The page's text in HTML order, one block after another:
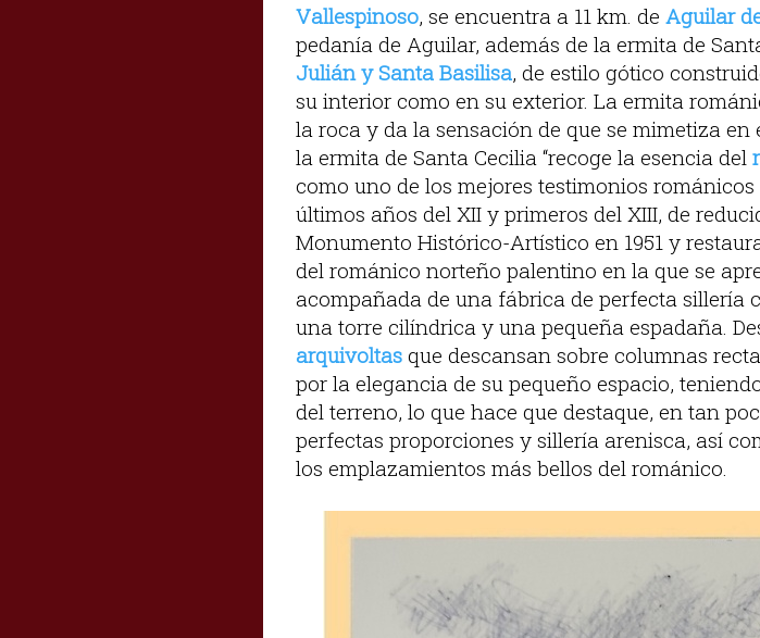
Vallespinoso, se encuentra a 11 km. de Aguilar
pedanía de Aguilar, además de la ermita de
Julián y Santa Basilisa, de estilo gótico
su interior como en su exterior. La ermita
la roca y da la sensación de que se mimetiza
la ermita de Santa Cecilia “recoge la esencia del
como uno de los mejores testimonios románicos
últimos años del XII y primeros del XIII, de
Monumento Histórico-Artístico en 1951 y
del románico norteño palentino en la que se
acompañada de una fábrica de perfecta sillería
una torre cilíndrica y una pequeña espadaña.
arquivoltas que descansan sobre columnas
por la elegancia de su pequeño espacio,
del terreno, lo que hace que destaque, en tan
perfectas proporciones y sillería arenisca, así
los emplazamientos más bellos del románico.